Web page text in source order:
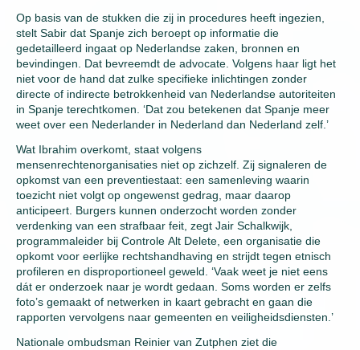
Op basis van de stukken die zij in procedures heeft ingezien,
stelt Sabir dat Spanje zich beroept op informatie die
gedetailleerd ingaat op Nederlandse zaken, bronnen en
bevindingen. Dat bevreemdt de advocate. Volgens haar ligt het
niet voor de hand dat zulke specifieke inlichtingen zonder
directe of indirecte betrokkenheid van Nederlandse autoriteiten
in Spanje terechtkomen. ‘Dat zou betekenen dat Spanje meer
weet over een Nederlander in Nederland dan Nederland zelf.’
Wat Ibrahim overkomt, staat volgens
mensenrechtenorganisaties niet op zichzelf. Zij signaleren de
opkomst van een preventiestaat: een samenleving waarin
toezicht niet volgt op ongewenst gedrag, maar daarop
anticipeert. Burgers kunnen onderzocht worden zonder
verdenking van een strafbaar feit, zegt Jair Schalkwijk,
programmaleider bij Controle Alt Delete, een organisatie die
opkomt voor eerlijke rechtshandhaving en strijdt tegen etnisch
profileren en disproportioneel geweld. ‘Vaak weet je niet eens
dát er onderzoek naar je wordt gedaan. Soms worden er zelfs
foto’s gemaakt of netwerken in kaart gebracht en gaan die
rapporten vervolgens naar gemeenten en veiligheidsdiensten.’
Nationale ombudsman Reinier van Zutphen ziet die